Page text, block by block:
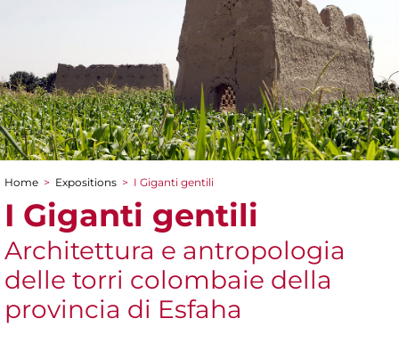
You are here
Home > Expositions > I Giganti gentili
I Giganti gentili
Architettura e antropologia
delle torri colombaie della
provincia di Esfaha